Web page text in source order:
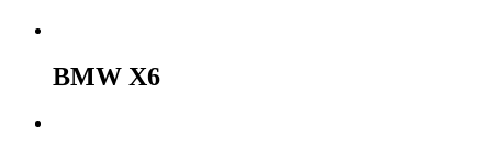
BMW X6